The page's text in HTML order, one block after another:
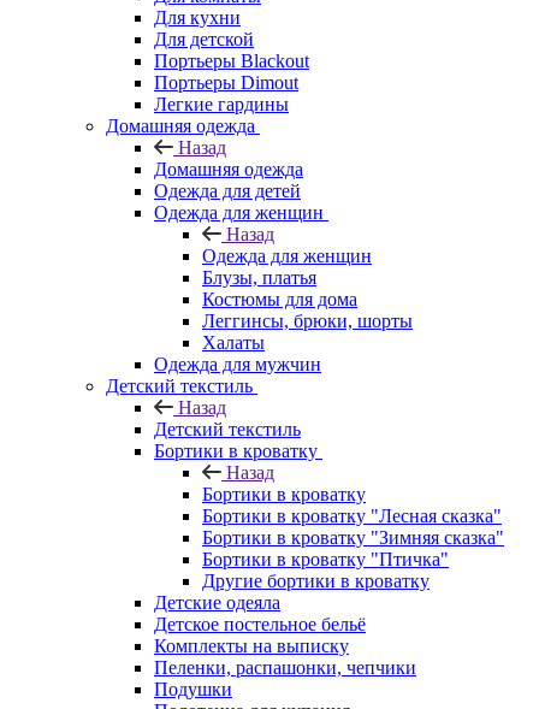
Для кухни
Для детской
Портьеры Blackout
Портьеры Dimout
Легкие гардины
Домашняя одежда
Назад
Домашняя одежда
Одежда для детей
Одежда для женщин
Назад
Одежда для женщин
Блузы, платья
Костюмы для дома
Леггинсы, брюки, шорты
Халаты
Одежда для мужчин
Детский текстиль
Назад
Детский текстиль
Бортики в кроватку
Назад
Бортики в кроватку
Бортики в кроватку "Лесная сказка"
Бортики в кроватку "Зимняя сказка"
Бортики в кроватку "Птичка"
Другие бортики в кроватку
Детские одеяла
Детское постельное бельё
Комплекты на выписку
Пеленки, распашонки, чепчики
Подушки